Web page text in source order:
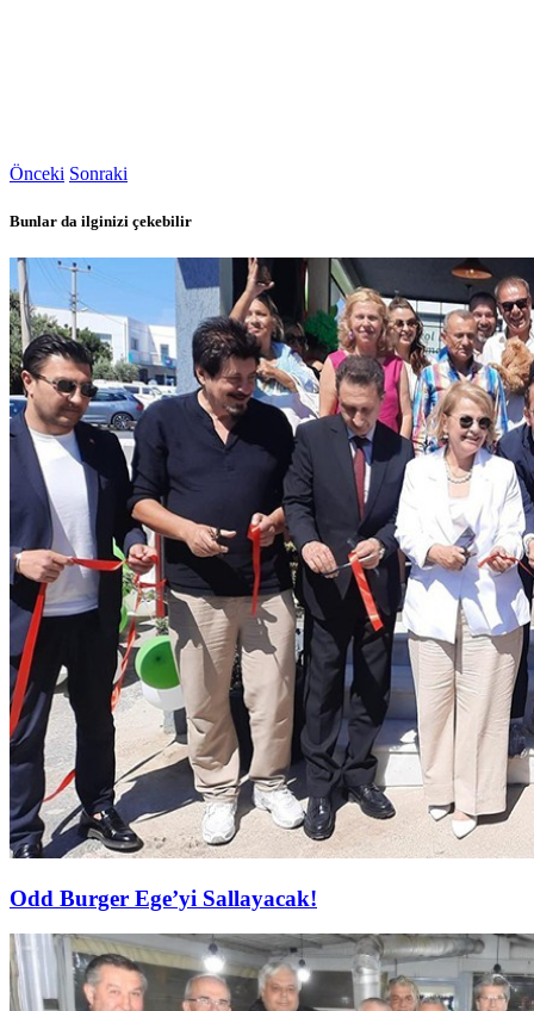
Önceki Sonraki
Bunlar da ilginizi çekebilir
Odd Burger Ege’yi Sallayacak!